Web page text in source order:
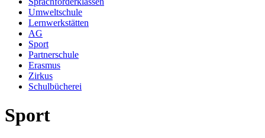
Umweltschule
Lernwerkstätten
AG
Sport
Partnerschule
Erasmus
Zirkus
Schulbücherei
Sport